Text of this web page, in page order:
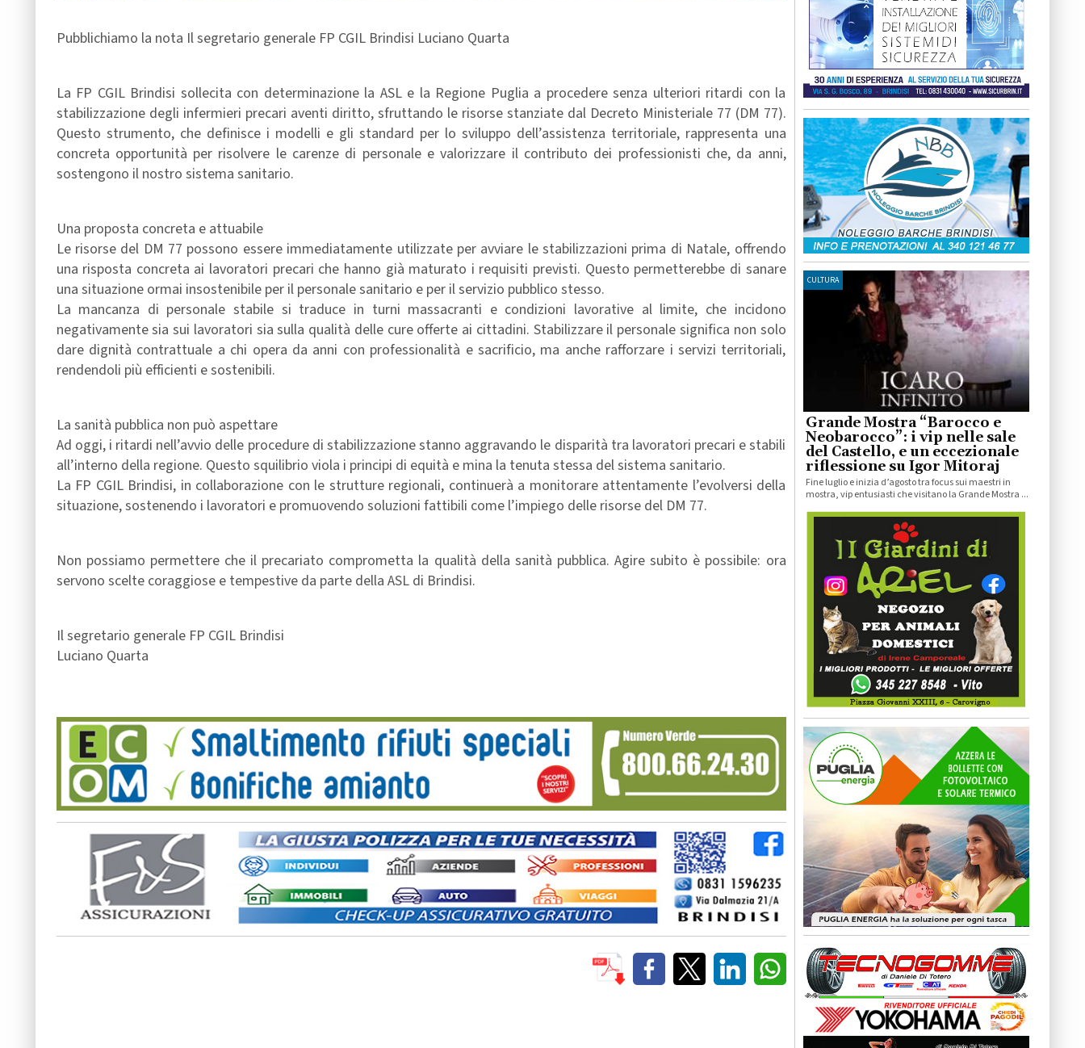
Pubblichiamo la nota Il segretario generale FP CGIL Brindisi Luciano Quarta
La FP CGIL Brindisi sollecita con determinazione la ASL e la Regione Puglia a procedere senza ulteriori ritardi con la
stabilizzazione degli infermieri precari aventi diritto, sfruttando le risorse stanziate dal Decreto Ministeriale 77 (DM 77).
Questo strumento, che definisce i modelli e gli standard per lo sviluppo dell’assistenza territoriale, rappresenta una
concreta opportunità per risolvere le carenze di personale e valorizzare il contributo dei professionisti che, da anni,
sostengono il nostro sistema sanitario.
Una proposta concreta e attuabile
Le risorse del DM 77 possono essere immediatamente utilizzate per avviare le stabilizzazioni prima di Natale, offrendo
una risposta concreta ai lavoratori precari che hanno già maturato i requisiti previsti. Questo permetterebbe di sanare
una situazione ormai insostenibile per il personale sanitario e per il servizio pubblico stesso.
La mancanza di personale stabile si traduce in turni massacranti e condizioni lavorative al limite, che incidono
negativamente sia sui lavoratori sia sulla qualità delle cure offerte ai cittadini. Stabilizzare il personale significa non solo
dare dignità contrattuale a chi opera da anni con professionalità e sacrificio, ma anche rafforzare i servizi territoriali,
rendendoli più efficienti e sostenibili.
La sanità pubblica non può aspettare
Ad oggi, i ritardi nell’avvio delle procedure di stabilizzazione stanno aggravando le disparità tra lavoratori precari e stabili
all’interno della regione. Questo squilibrio viola i principi di equità e mina la tenuta stessa del sistema sanitario.
La FP CGIL Brindisi, in collaborazione con le strutture regionali, continuerà a monitorare attentamente l’evolversi della
situazione, sostenendo i lavoratori e promuovendo soluzioni fattibili come l’impiego delle risorse del DM 77.
Non possiamo permettere che il precariato comprometta la qualità della sanità pubblica. Agire subito è possibile: ora
servono scelte coraggiose e tempestive da parte della ASL di Brindisi.
Il segretario generale FP CGIL Brindisi
Luciano Quarta
CULTURA
Grande Mostra “Barocco e
Neobarocco”: i vip nelle sale
del Castello, e un eccezionale
riflessione su Igor Mitoraj
Fine luglio e inizia d’agosto tra focus sui maestri in
mostra, vip entusiasti che visitano la Grande Mostra ...